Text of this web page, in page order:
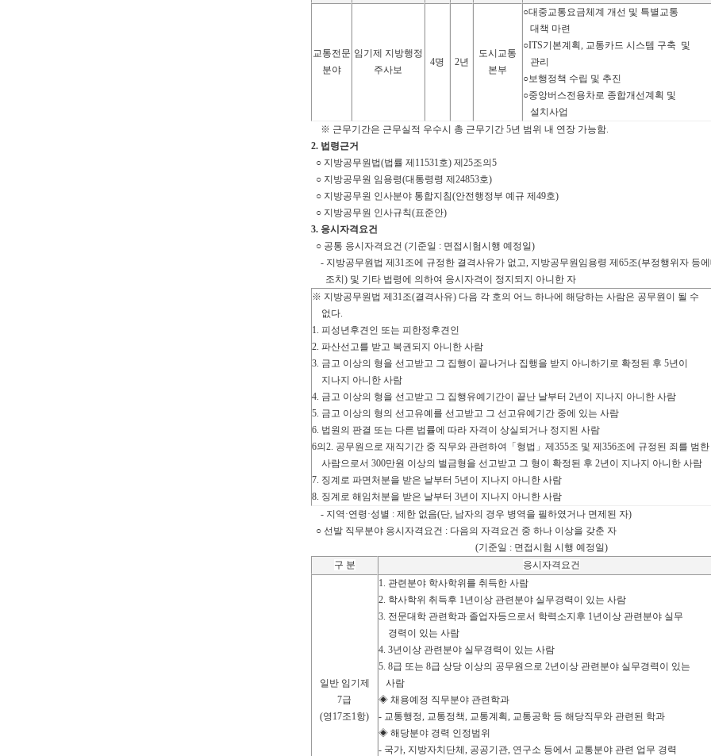
교통전문
분야
임기제 지방행정
주사보
4명 2년
도시교통
본부
○대중교통요금체계 개선 및 특별교통
대책 마련
○ITS기본계획, 교통카드 시스템 구축 및
관리
○보행정책 수립 및 추진
○중앙버스전용차로 종합개선계획 및
설치사업
※ 근무기간은 근무실적 우수시 총 근무기간 5년 범위 내 연장 가능함.
2. 법령근거
○ 지방공무원법(법률 제11531호) 제25조의5
○ 지방공무원 임용령(대통령령 제24853호)
○ 지방공무원 인사분야 통합지침(안전행정부 예규 제49호)
○ 지방공무원 인사규칙(표준안)
3. 응시자격요건
○ 공통 응시자격요건 (기준일 : 면접시험시행 예정일)
- 지방공무원법 제31조에 규정한 결격사유가 없고, 지방공무원임용령 제65조(부정행위자 등
조치) 및 기타 법령에 의하여 응시자격이 정지되지 아니한 자
※ 지방공무원법 제31조(결격사유) 다음 각 호의 어느 하나에 해당하는 사람은 공무원이 될 수
없다.
1. 피성년후견인 또는 피한정후견인
2. 파산선고를 받고 복권되지 아니한 사람
3. 금고 이상의 형을 선고받고 그 집행이 끝나거나 집행을 받지 아니하기로 확정된 후 5년이
지나지 아니한 사람
4. 금고 이상의 형을 선고받고 그 집행유예기간이 끝난 날부터 2년이 지나지 아니한 사람
5. 금고 이상의 형의 선고유예를 선고받고 그 선고유예기간 중에 있는 사람
6. 법원의 판결 또는 다른 법률에 따라 자격이 상실되거나 정지된 사람
6의2. 공무원으로 재직기간 중 직무와 관련하여「형법」제355조 및 제356조에 규정된 죄를 범한
사람으로서 300만원 이상의 벌금형을 선고받고 그 형이 확정된 후 2년이 지나지 아니한 사람
7. 징계로 파면처분을 받은 날부터 5년이 지나지 아니한 사람
8. 징계로 해임처분을 받은 날부터 3년이 지나지 아니한 사람
- 지역·연령·성별 : 제한 없음(단, 남자의 경우 병역을 필하였거나 면제된 자)
○ 선발 직무분야 응시자격요건 : 다음의 자격요건 중 하나 이상을 갖춘 자
(기준일 : 면접시험 시행 예정일)
구 분
응시자격요건
일반 임기제
7급
(영17조1항)
1. 관련분야 학사학위를 취득한 사람
2. 학사학위 취득후 1년이상 관련분야 실무경력이 있는 사람
3. 전문대학 관련학과 졸업자등으로서 학력소지후 1년이상 관련분야 실무
경력이 있는 사람
4. 3년이상 관련분야 실무경력이 있는 사람
5. 8급 또는 8급 상당 이상의 공무원으로 2년이상 관련분야 실무경력이 있는
사람
◈ 채용예정 직무분야 관련학과
- 교통행정, 교통정책, 교통계획, 교통공학 등 해당직무와 관련된 학과
◈ 해당분야 경력 인정범위
- 국가, 지방자치단체 , 공공기관, 연구소 등에서 교통분야 관련 업무 경력